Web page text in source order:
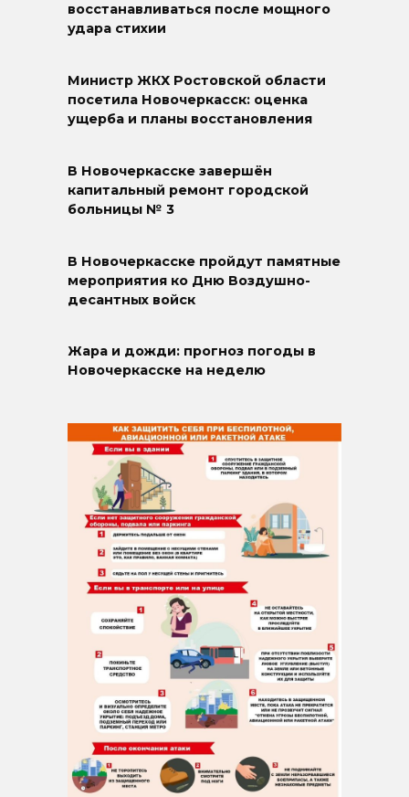
восстанавливаться после мощного
удара стихии
Министр ЖКХ Ростовской области
посетила Новочеркасск: оценка
ущерба и планы восстановления
В Новочеркасске завершён
капитальный ремонт городской
больницы № 3
В Новочеркасске пройдут памятные
мероприятия ко Дню Воздушно-
десантных войск
Жара и дожди: прогноз погоды в
Новочеркасске на неделю